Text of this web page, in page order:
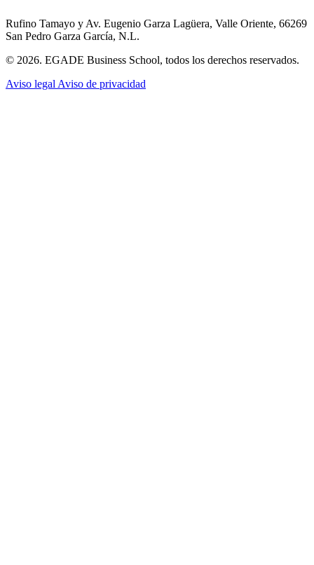
Rufino Tamayo y Av. Eugenio Garza Lagüera, Valle Oriente, 66269
San Pedro Garza García, N.L.
© 2026. EGADE Business School, todos los derechos reservados.
Aviso legal Aviso de privacidad